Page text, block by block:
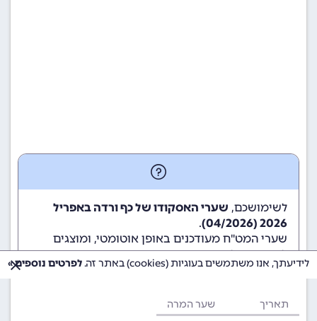
לשימושכם, שערי האסקודו של כף ורדה באפריל
2026 (04/2026)
.
שערי המט"ח מעודכנים באופן אוטומטי, ומוצגים
לשימוש גולשי ומשתמשי האתר.
תאריך שער המרה
לידיעתך, אנו משתמשים בעוגיות (cookies) באתר זה. לפרטים נוספים »